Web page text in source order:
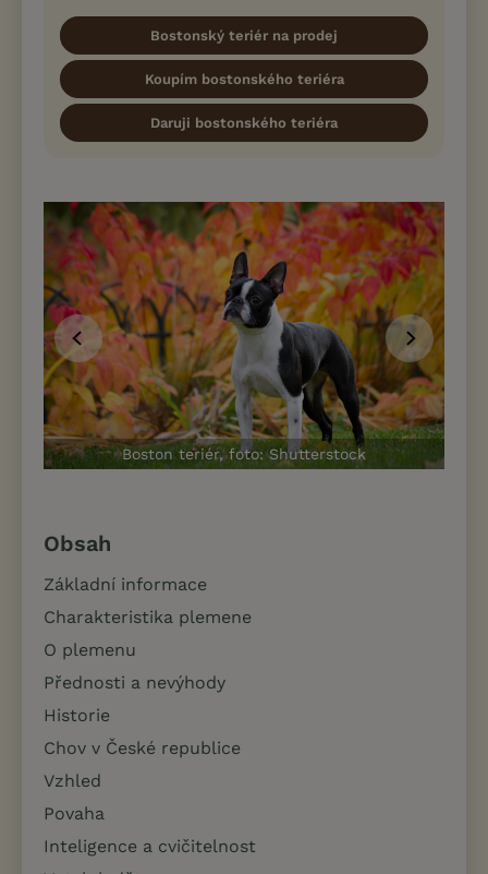
Bostonský teriér na prodej
Koupím bostonského teriéra
Daruji bostonského teriéra
Boston teriér, foto: Shutterstock
Obsah
Základní informace
Charakteristika plemene
O plemenu
Přednosti a nevýhody
Historie
Chov v České republice
Vzhled
Povaha
Inteligence a cvičitelnost